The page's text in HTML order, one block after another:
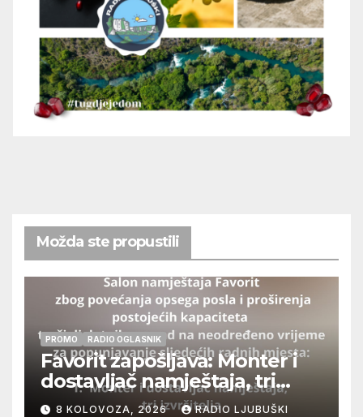
Možda ste propustili
PROMO RADIO OGLASNIK
Favorit zapošljava: Monter i
dostavljač namještaja, tri
izvršitelja
8 KOLOVOZA, 2026 RADIO LJUBUŠKI